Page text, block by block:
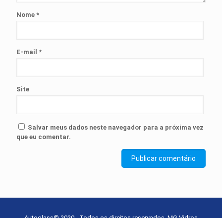
Nome *
E-mail *
Site
Salvar meus dados neste navegador para a próxima vez
que eu comentar.